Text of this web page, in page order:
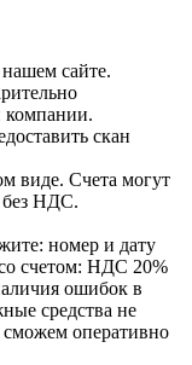
сайте.
компании.
скан
виде. Счета могут
без НДС.
номер и дату
счетом: НДС 20%
ошибок в
средства не
оперативно